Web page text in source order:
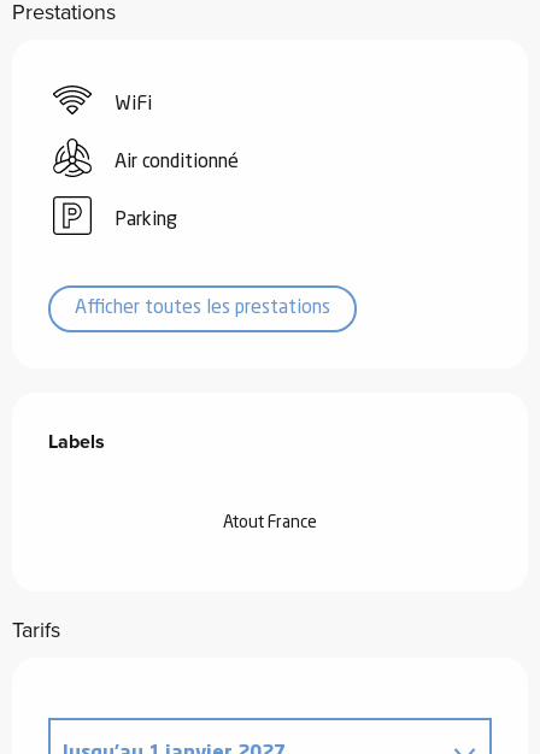
Prestations
WiFi
Air conditionné
Parking
Afficher toutes les prestations
Labels
Labels
Atout France
Tarifs